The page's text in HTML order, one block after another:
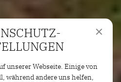
unserer Webseite. Einige von
während andere uns helfen,